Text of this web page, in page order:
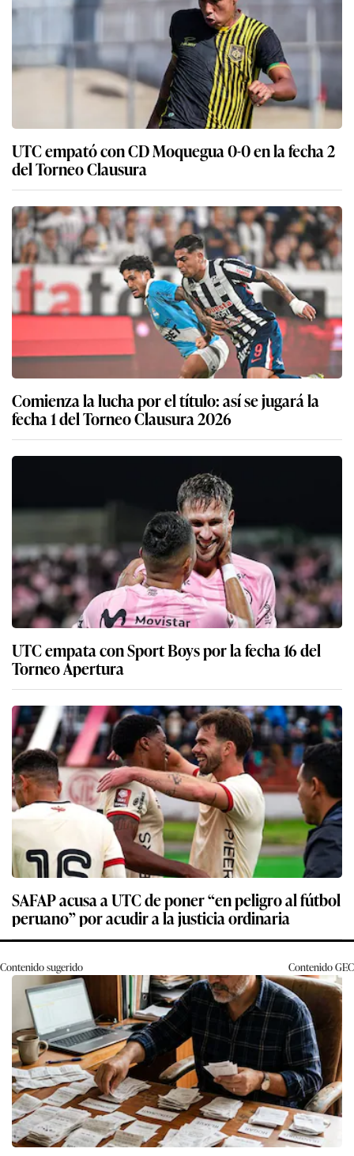
UTC empató con CD Moquegua 0-0 en la fecha 2
del Torneo Clausura
Comienza la lucha por el título: así se jugará la
fecha 1 del Torneo Clausura 2026
UTC empata con Sport Boys por la fecha 16 del
Torneo Apertura
SAFAP acusa a UTC de poner “en peligro al fútbol
peruano” por acudir a la justicia ordinaria
Contenido sugerido ContenidoGEC